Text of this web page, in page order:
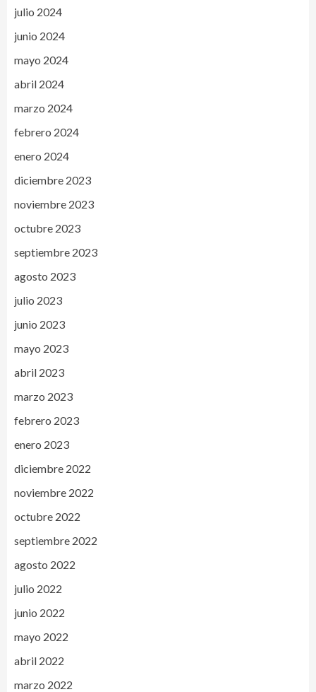
julio 2024
junio 2024
mayo 2024
abril 2024
marzo 2024
febrero 2024
enero 2024
diciembre 2023
noviembre 2023
octubre 2023
septiembre 2023
agosto 2023
julio 2023
junio 2023
mayo 2023
abril 2023
marzo 2023
febrero 2023
enero 2023
diciembre 2022
noviembre 2022
octubre 2022
septiembre 2022
agosto 2022
julio 2022
junio 2022
mayo 2022
abril 2022
marzo 2022